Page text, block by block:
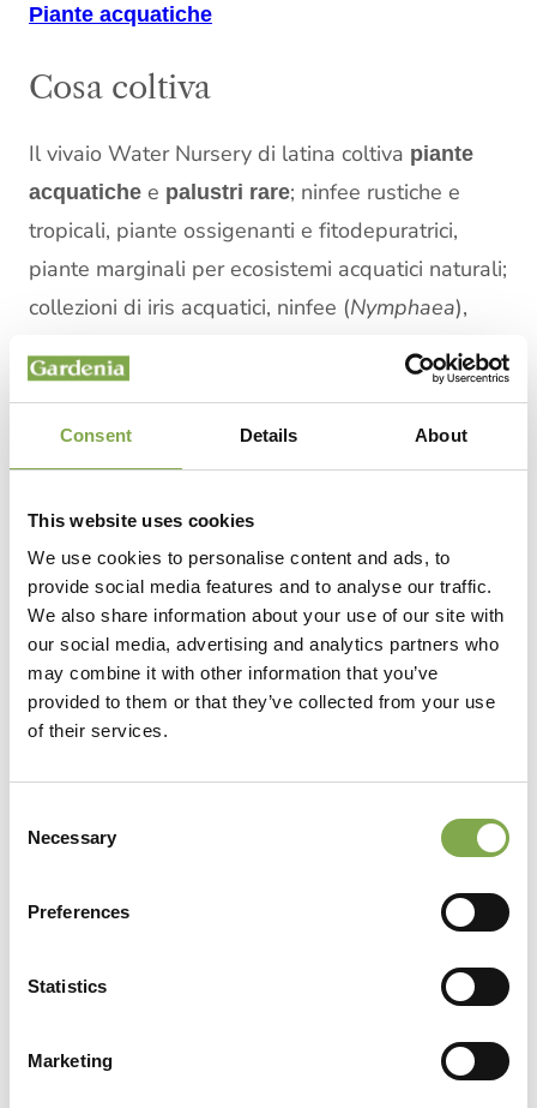
Consent Details About
This website uses cookies
We use cookies to personalise content and ads, to
provide social media features and to analyse our traffic.
We also share information about your use of our site with
our social media, advertising and analytics partners who
may combine it with other information that you’ve
provided to them or that they’ve collected from your use
of their services.
Selection
Necessary
Preferences
Statistics
Marketing
Piante acquatiche
Cosa coltiva
Il vivaio Water Nursery di latina coltiva piante
acquatiche e palustri rare; ninfee rustiche e
tropicali, piante ossigenanti e fitodepuratrici,
piante marginali per ecosistemi acquatici naturali;
collezioni di iris acquatici, ninfee (Nymphaea),
Pontederia
cordata,Colocasia
spp. e graminacee
palustri come
eCarex
per la biodiversità
di stagni e laghetti ornamentali.
Apertura al pubblico
Disponibili visite guidate solo previo
appuntamento.
Disponibile online sul sito web.
Vendita per corrispondenza